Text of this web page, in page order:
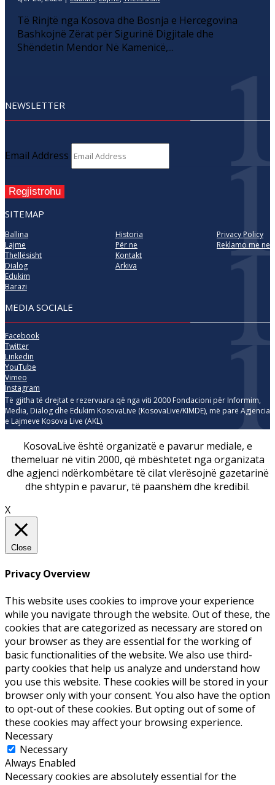
Të Rinjtë nga Kosova dhe Bosnja e Hercegovina
Bashkojnë Zërat për Sigurinë Digjitale dhe
Shëndetin Mendor Në Kamenicë,...
NEWSLETTER
Email Address
Regjistrohu
SITEMAP
Ballina
Lajme
Thellësisht
Dialog
Edukim
Barazi
Historia
Për ne
Kontakt
Arkiva
Privacy Policy
Reklamo me ne
MEDIA SOCIALE
Facebook
Twitter
Linkedin
YouTube
Vimeo
Instagram
Të gjitha të drejtat e rezervuara që nga viti 2000 Fondacioni për Informim,
Media, Dialog dhe Edukim KosovaLive (KosovaLive/KIMDE), më parë Agjencia
e Lajmeve Kosova Live (AKL).
KosovaLive është organizatë e pavarur mediale, e
themeluar në vitin 2000, që mbështetet nga organizata
dhe agjenci ndërkombëtare të cilat vlerësojnë gazetarinë
dhe shtypin e pavarur, të paanshëm dhe kredibil.
X
Close
Privacy Overview
This website uses cookies to improve your experience
while you navigate through the website. Out of these, the
cookies that are categorized as necessary are stored on
your browser as they are essential for the working of
basic functionalities of the website. We also use third-
party cookies that help us analyze and understand how
you use this website. These cookies will be stored in your
browser only with your consent. You also have the option
to opt-out of these cookies. But opting out of some of
these cookies may affect your browsing experience.
Necessary
Necessary
Always Enabled
Necessary cookies are absolutely essential for the